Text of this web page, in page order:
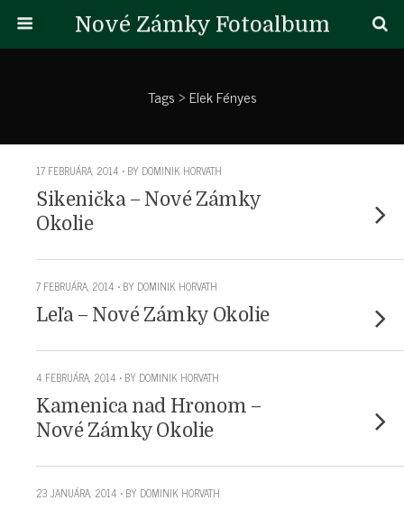
Nové Zámky Fotoalbum
Tags › Elek Fényes
17 FEBRUÁRA, 2014 • BY DOMINIK HORVATH
Sikenička – Nové Zámky
Okolie
7 FEBRUÁRA, 2014 • BY DOMINIK HORVATH
Leľa – Nové Zámky Okolie
4 FEBRUÁRA, 2014 • BY DOMINIK HORVATH
Kamenica nad Hronom –
Nové Zámky Okolie
23 JANUÁRA, 2014 • BY DOMINIK HORVATH